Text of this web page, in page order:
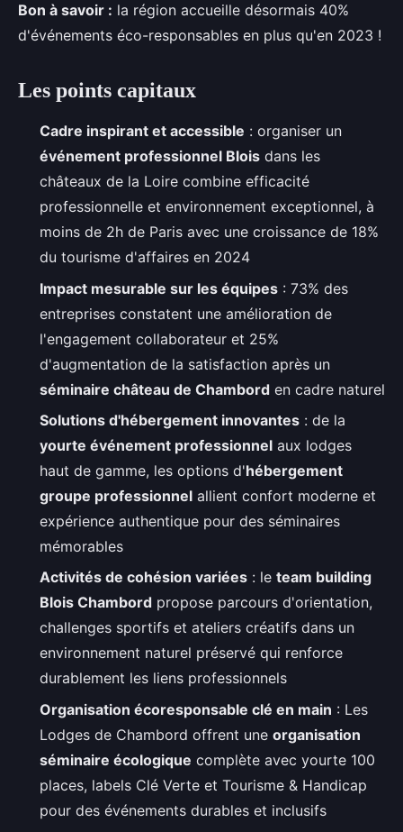
Bon à savoir : la région accueille désormais 40%
d'événements éco-responsables en plus qu'en 2023 !
Les points capitaux
Cadre inspirant et accessible : organiser un
événement professionnel Blois dans les
châteaux de la Loire combine efficacité
professionnelle et environnement exceptionnel, à
moins de 2h de Paris avec une croissance de 18%
du tourisme d'affaires en 2024
Impact mesurable sur les équipes : 73% des
entreprises constatent une amélioration de
l'engagement collaborateur et 25%
d'augmentation de la satisfaction après un
séminaire château de Chambord en cadre naturel
Solutions d'hébergement innovantes : de la
yourte événement professionnel aux lodges
haut de gamme, les options d'hébergement
groupe professionnel allient confort moderne et
expérience authentique pour des séminaires
mémorables
Activités de cohésion variées : le team building
Blois Chambord propose parcours d'orientation,
challenges sportifs et ateliers créatifs dans un
environnement naturel préservé qui renforce
durablement les liens professionnels
Organisation écoresponsable clé en main : Les
Lodges de Chambord offrent une organisation
séminaire écologique complète avec yourte 100
places, labels Clé Verte et Tourisme & Handicap
pour des événements durables et inclusifs